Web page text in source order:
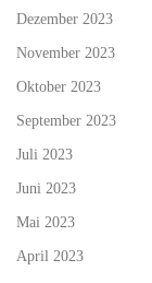
Dezember 2023
November 2023
Oktober 2023
September 2023
Juli 2023
Juni 2023
Mai 2023
April 2023